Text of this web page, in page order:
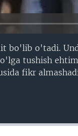
bo'lib o'tadi.
tushish
fikr